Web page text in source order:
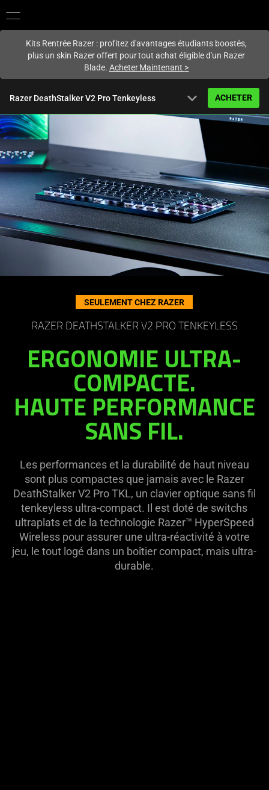
Kits Rentrée Razer : profitez d'avantages étudiants boostés,
plus un skin Razer offert pour tout achat éligible d'un Razer
Blade. Acheter Maintenant >
Razer DeathStalker V2 Pro Tenkeyless expand_more ACHETER
À partir de
Vue d’ensemble
FAQ
Activating
this
element
will
on
Caractéristiques techniques
SEULEMENT CHEZ RAZER
RAZER DEATHSTALKER V2 PRO TENKEYLESS
ERGONOMIE ULTRA-
COMPACTE.
HAUTE PERFORMANCE
SANS FIL.
Les performances et la durabilité de haut niveau
sont plus compactes que jamais avec le Razer
DeathStalker V2 Pro TKL, un clavier optique sans fil
tenkeyless ultra-compact. Il est doté de switchs
ultraplats et de la technologie Razer™ HyperSpeed
Wireless pour assurer une ultra-réactivité à votre
jeu, le tout logé dans un boîtier compact, mais ultra-
durable.